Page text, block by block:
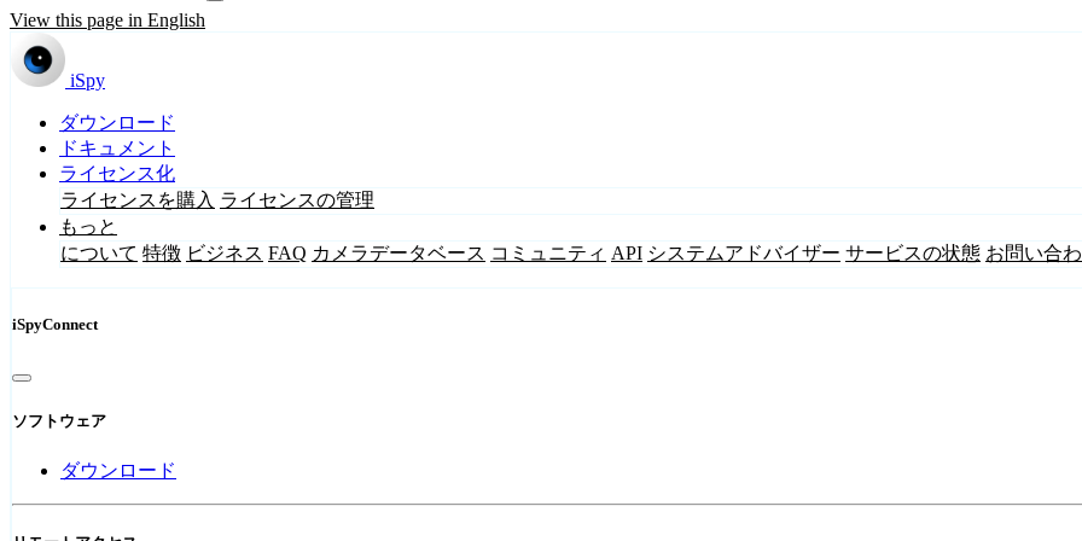
View this page in English
iSpy
ダウンロード
ドキュメント
ライセンス化
ライセンスを購入 ライセンスの管理
もっと
について 特徴 ビジネス FAQ カメラデータベース コミュニティ API システムアドバイザー サービスの状態 お問い合
iSpyConnect
ソフトウェア
ダウンロード